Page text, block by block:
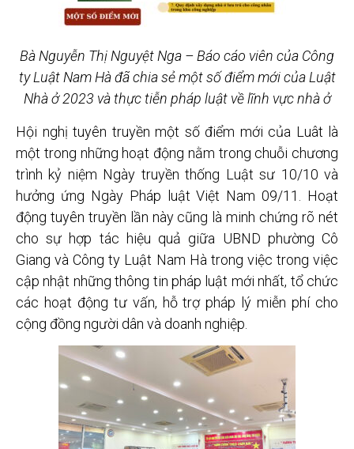
Bà Nguyễn Thị Nguyệt Nga – Báo cáo viên của Công
ty Luật Nam Hà đã chia sẻ một số điểm mới của Luật
Nhà ở 2023 và thực tiễn pháp luật về lĩnh vực nhà ở
Hội nghị tuyên truyền một số điểm mới của Luât là
một trong những hoạt động nằm trong chuỗi chương
trình kỷ niệm Ngày truyền thống Luật sư 10/10 và
hưởng ứng Ngày Pháp luật Việt Nam 09/11. Hoạt
động tuyên truyền lần này cũng là minh chứng rõ nét
cho sự hợp tác hiệu quả giữa UBND phường Cô
Giang và Công ty Luật Nam Hà trong việc trong việc
cập nhật những thông tin pháp luật mới nhất, tổ chức
các hoạt động tư vấn, hỗ trợ pháp lý miễn phí cho
cộng đồng người dân và doanh nghiệp.